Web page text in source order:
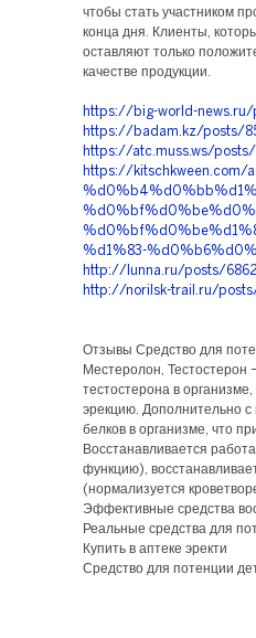
чтобы стать участником
конца дня. Клиенты,
оставляют только
качестве продукции.
https://big-world-news.ru/
https://badam.kz/posts/
https://atc.muss.ws/
https://
%d1%83-
http://lunna.ru/posts/
http://norilsk-trail.ru/
Отзывы Средство для
Местеролон, Тестостерон
тестостерона в
эрекцию. Дополнительно с
белков в организме, что
Восстанавливается
функцию),
(нормализуется
Эффективные средства
Реальные средства для
Купить в аптеке эректи
Средство для потенции